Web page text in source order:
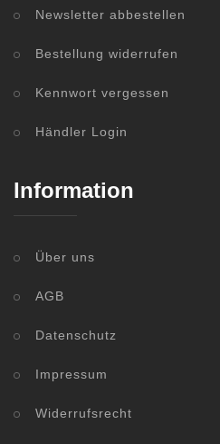
Newsletter abbestellen
Bestellung widerrufen
Kennwort vergessen
Händler Login
Information
Über uns
AGB
Datenschutz
Impressum
Widerrufsrecht